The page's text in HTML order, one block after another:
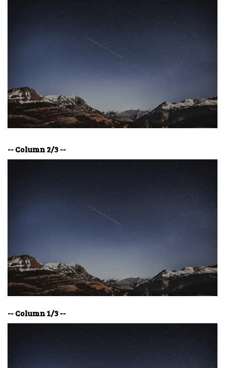
-- Column 2/3 --
-- Column 1/3 --